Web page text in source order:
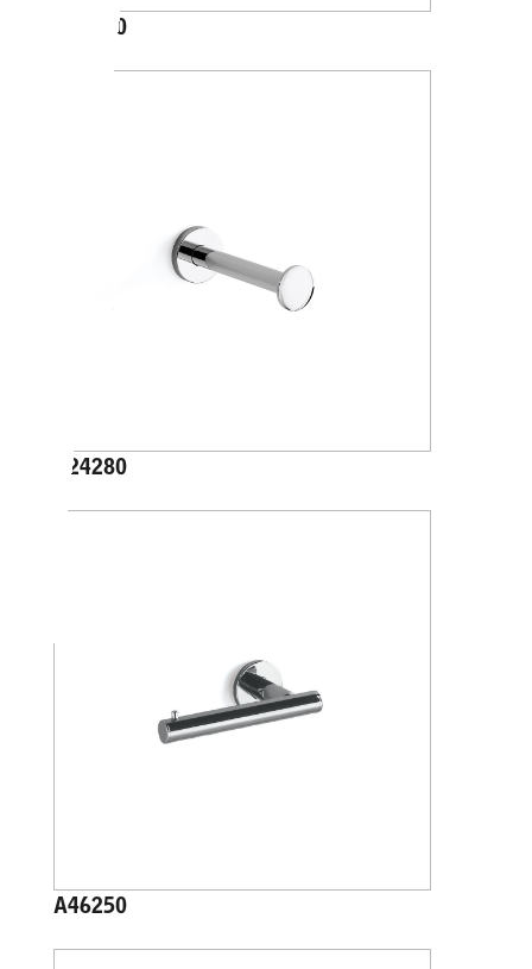
A24260
A24280
A46250